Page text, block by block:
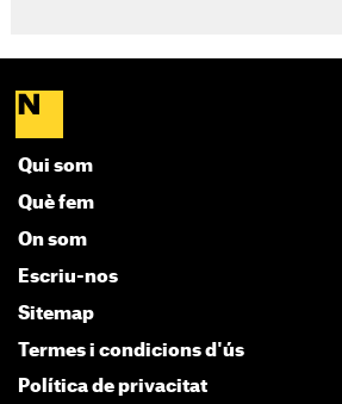
Qui som
Què fem
On som
Escriu-nos
Sitemap
Termes i condicions d'ús
Política de privacitat